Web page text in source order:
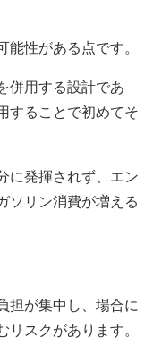
能性がある点です。
併用する設計であ
することで初めてそ
に発揮されず、エン
ソリン消費が増える
担が集中し、場合に
リスクがあります。